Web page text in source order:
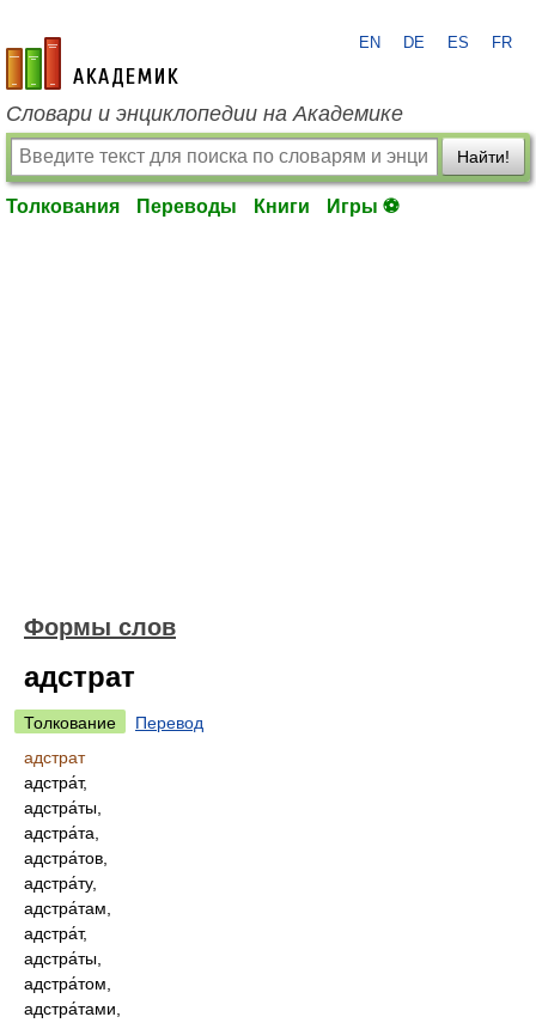
academic.ru
EN DE ES FR
Словари и энциклопедии на Академике
Найти!
Толкования Переводы Книги Игры ⚽
Формы слов
адстрат
Толкование
Перевод
адстрат
адстра́т,
адстра́ты,
адстра́та,
адстра́тов,
адстра́ту,
адстра́там,
адстра́т,
адстра́ты,
адстра́том,
адстра́тами,